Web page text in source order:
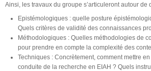
Ainsi, les travaux du groupe s’articuleront autour de
Epistémologiques : quelle posture
Quels critères de validité des connaissances
Méthodologiques : Quelles méthodologies de
pour prendre en compte la complexité des
Techniques : Concrètement, comment mettre
conduite de la recherche en EIAH ? Quels